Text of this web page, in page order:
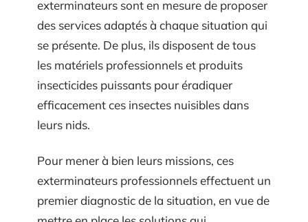
exterminateurs sont en mesure de proposer
des services adaptés à chaque situation qui
se présente. De plus, ils disposent de tous
les matériels professionnels et produits
insecticides puissants pour éradiquer
efficacement ces insectes nuisibles dans
leurs nids.
Pour mener à bien leurs missions, ces
exterminateurs professionnels effectuent un
premier diagnostic de la situation, en vue de